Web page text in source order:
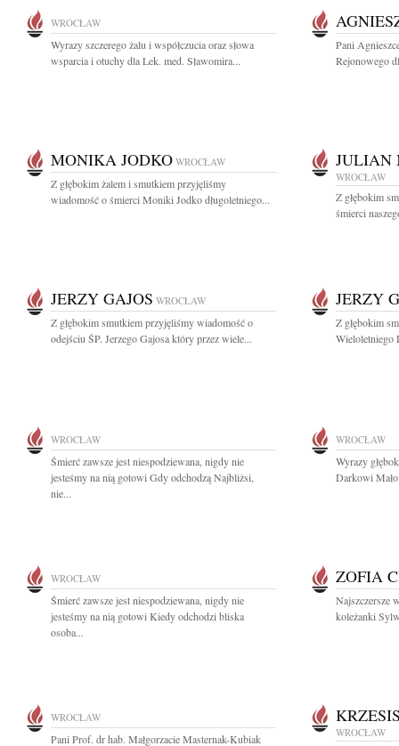
WROCŁAW
Wyrazy szczerego żalu i współczucia oraz słowa
wsparcia i otuchy dla Lek. med. Sławomira...
Pani
Rejonowego
MONIKA JODKO WROCŁAW
Z głębokim żalem i smutkiem przyjęliśmy
wiadomość o śmierci Moniki Jodko długoletniego...
JULIAN
WROCŁAW
Z głębokim
śmierci
JERZY GAJOS WROCŁAW
Z głębokim smutkiem przyjęliśmy wiadomość o
odejściu ŚP. Jerzego Gajosa który przez wiele...
JERZY
Z głębokim
Wieloletniego
WROCŁAW
Śmierć zawsze jest niespodziewana, nigdy nie
jesteśmy na nią gotowi Gdy odchodzą Najbliżsi,
nie...
WROCŁAW
Wyrazy
Darkowi
WROCŁAW
Śmierć zawsze jest niespodziewana, nigdy nie
jesteśmy na nią gotowi Kiedy odchodzi bliska
osoba...
ZOFIA
Najszczersze
koleżanki
WROCŁAW
Pani Prof. dr hab. Małgorzacie Masternak-Kubiak
WROCŁAW